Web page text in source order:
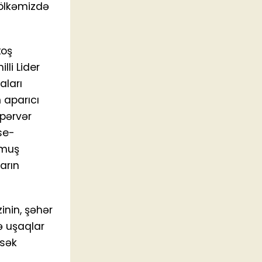
Lider
şəhər
uşaqlar